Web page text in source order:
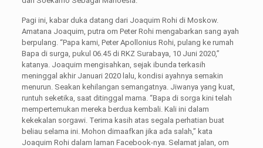
Pagi ini, kabar duka datang dari Joaquim Rohi di Moskow.
Amatana Joaquim, putra om Peter Rohi mengabarkan sang ayah
berpulang. “Papa kami, Peter Apollonius Rohi, pulang ke rumah
Bapa di surga, pukul 06.45 di RKZ Surabaya, 10 Juni 2020,”
katanya. Joaquim mengisahkan, sejak ibunda terkasih
meninggal akhir Januari 2020 lalu, kondisi ayahnya semakin
menurun. Seakan kehilangan semangatnya. Jiwanya yang kuat,
runtuh seketika, saat ditinggal mama. “Bapa di sorga kini telah
mempertemukan mereka berdua kembali. Kali ini dalam
kekekalan sorgawi. Terima kasih atas segala perhatian buat
beliau selama ini. Mohon dimaafkan jika ada salah,” kata
Joaquim Rohi dalam laman Facebook-nya. Selamat jalan, om